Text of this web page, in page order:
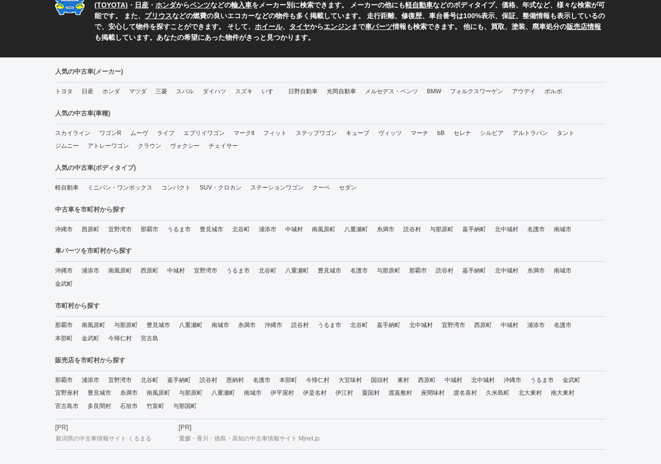
(TOYOTA) ・ 日産 ・ ホンダからベンツなどの輸入車をメーカー別に検索できます。 メーカーの他にも軽自動車などのボディタイプ、価格、年式など、様々な検索が可
能です。 また、 プリウスなどの燃費の良いエコカーなどの物件も多く掲載しています。 走行距離、修復歴、車台番号は100%表示、保証、整備情報も表示しているの
で、安心して物件を探すことができます。 そして、 ホイール、 タイヤからエンジンまで車パーツ情報も検索できます。 他にも、買取、塗装、廃車処分の販売店情報
も掲載しています。あなたの希望にあった物件がきっと見つかります。
人気の中古車(メーカー)
トヨタ 日産 ホンダ マツダ 三菱 スバル ダイハツ スズキ いすゞ 日野自動車 光岡自動車 メルセデス・ベンツ BMW フォルクスワーゲン アウデイ ボルボ
人気の中古車(車種)
スカイライン ワゴンR ムーヴ ライフ エブリイワゴン マークII フィット ステップワゴン キューブ ヴィッツ マーチ bB セレナ シルビア アルトラパン
タント
ジムニー
アトレーワゴン クラウン ヴォクシー チェイサー
人気の中古車(ボディタイプ)
軽自動車 ミニバン・ワンボックス コンパクト SUV・クロカン ステーションワゴン クーペ セダン
中古車を市町村から探す
沖縄市 西原町 宜野湾市 那覇市 うるま市 豊見城市 北谷町 浦添市 中城村 南風原町 八重瀬町 糸満市 読谷村 与那原町 嘉手納町 北中城村 名護市 南城市
車パーツを市町村から探す
沖縄市 浦添市 南風原町 西原町 中城村 宜野湾市 うるま市 北谷町 八重瀬町 豊見城市 名護市 与那原町 那覇市 読谷村 嘉手納町 北中城村 糸満市
南城市
金武町
市町村から探す
那覇市 南風原町 与那原町 豊見城市 八重瀬町 南城市 糸満市 沖縄市 読谷村 うるま市 北谷町 嘉手納町 北中城村 宜野湾市 西原町 中城村 浦添市
名護市
本部町
金武町 今帰仁村 宮古島
販売店を市町村から探す
那覇市 浦添市 宜野湾市 北谷町 嘉手納町 読谷村 恩納村 名護市 本部町 今帰仁村 大宜味村 国頭村 東村 西原町 中城村 北中城村 沖縄市 うるま市
金武町
宜野座村
豊見城市 糸満市 南風原町 与那原町 八重瀬町 南城市 伊平屋村 伊是名村 伊江村 粟国村 渡嘉敷村 座間味村 渡名喜村 久米島町 北大東村
南大東村
宮古島市
多良間村 石垣市 竹富町 与那国町
[PR]
新潟県の中古車情報サイト くるまる
[PR]
愛媛・香川・徳島・高知の中古車情報サイト Mjnet.jp